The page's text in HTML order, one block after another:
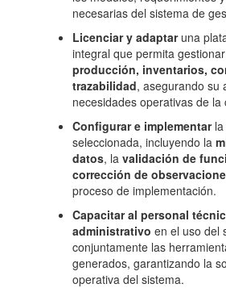
necesarias del sistema de
Licenciar y adaptaruna
integral que permita
producción, inventarios,
trazabilidad, asegurando su
necesidades operativas de la
Configurar e implementarla
seleccionada, incluyendo la
datos, la validación de
corrección de
proceso de implementación.
Capacitar al personal
administrativo en el uso del
conjuntamente las
generados, garantizando la
operativa del sistema.